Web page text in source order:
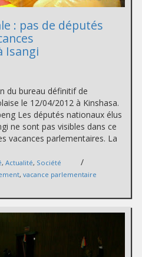
: pas de députés
Isangi
du bureau définitif de
le 12/04/2012 à Kinshasa.
Les députés nationaux élus
ne sont pas visibles dans ce
vacances parlementaires. La
, Actualité, Société /
, vacance parlementaire